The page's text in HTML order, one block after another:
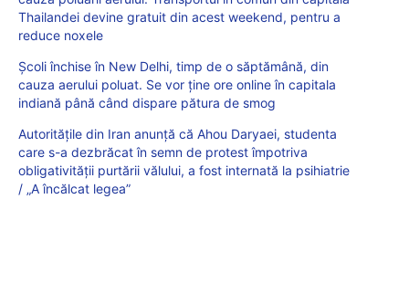
Thailandei devine gratuit din acest weekend, pentru a
reduce noxele
Școli închise în New Delhi, timp de o săptămână, din
cauza aerului poluat. Se vor ține ore online în capitala
indiană până când dispare pătura de smog
Autoritățile din Iran anunță că Ahou Daryaei, studenta
care s-a dezbrăcat în semn de protest împotriva
obligativității purtării vălului, a fost internată la psihiatrie
/ „A încălcat legea”